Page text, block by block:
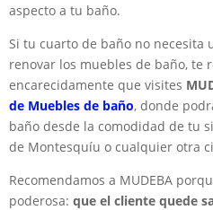
aspecto a tu baño.
Si tu cuarto de baño no necesita
renovar los muebles de baño, te
encarecidamente que visites
de Muebles de baño, donde
baño desde la comodidad de tu
de Montesquíu o cualquier otra
Recomendamos a MUDEBA
poderosa: que el cliente quede